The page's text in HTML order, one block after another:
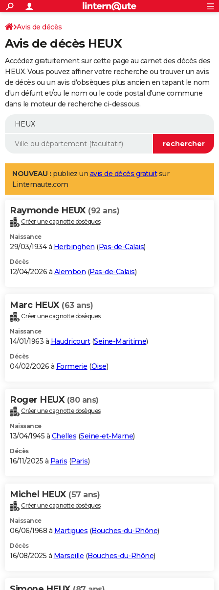
ACTUALITÉS
Politique
Société
Faits Divers
Education
Monde
Villes
+
SPORT
Coupe du monde 2026
Football
Tennis
Cyclisme
Rugby
Forum
Programme TV
TNT
Streaming
Cinéma
Sorties cinéma
Musique
+
FINANCE
Retraite
Impôts
Epargne
Immobilier
Risques naturels par ville
Banque
Assurance
Crédit
AUTO
Essais
Réserver un essai
Citadines
Berlines
SUV
Forum auto
+
Mobiles
Meilleur smartphone
Internet
Ordinateurs
Jeux vidéo
Guide high-tech
Aménagement intérieur
LIFESTYLE
Art de vivre
Bien-être
Loisirs
Mode
Modes de vie
Alimentation
Guide de la santé
Maladies
Médicaments
Sommeil
VOYAGE
Destinations
City break
Voyage nature
Voyage de noces
Forum
Climat
+PHOTO
GUIDES D'ACHAT
BONS PLANS
Carte de Noël
Carte Bonne année
Carte Saint-Valentin
Carte Pâques
Carte d'anniversaire
DICTIONNAIRE
Dictionnaire
Biographies
Citations
Expressions
Proverbes
PROGRAMME TV
S'inscrire
Se connecter
Lycées
Collèges
Primaires
Universités
Entreprises
Service militaire
Avis de recherche
AVIS DE DÉCÈS
Bricolage
Lifestyle
Culture
Sport
Auto
Television
Voyage
Cinema
Avis de décès
Avis de décès HEUX
Accédez gratuitement sur cette page au carnet des décès des
HEUX. Vous pouvez affiner votre recherche ou trouver un avis
de décès ou un avis d'obsèques plus ancien en tapant le nom
d'un défunt et/ou le nom ou le code postal d'une commune
dans le moteur de recherche ci-dessous.
NOUVEAU : publiez un avis de décès gratuitsur
Linternaute.com
Raymonde HEUX (92 ans)
Créer une cagnotte obsèques
Naissance
29/03/1934 à Herbinghen (Pas-de-Calais)
Décès
12/04/2026 à Alembon (Pas-de-Calais)
Marc HEUX (63 ans)
Créer une cagnotte obsèques
Naissance
14/01/1963 à Haudricourt(Seine-Maritime)
Décès
04/02/2026 à Formerie (Oise)
Roger HEUX (80 ans)
Créer une cagnotte obsèques
Naissance
13/04/1945 à Chelles (Seine-et-Marne)
Décès
16/11/2025 à Paris (Paris)
Michel HEUX (57 ans)
Créer une cagnotte obsèques
Naissance
06/06/1968 à Martigues (Bouches-du-Rhône)
Décès
16/08/2025 à Marseille (Bouches-du-Rhône)